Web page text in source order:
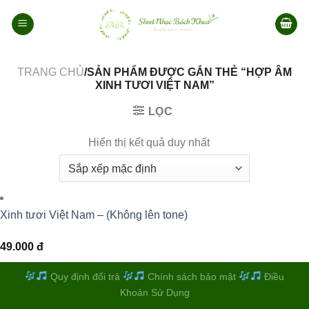
qua
TRANG CHỦ/SẢN PHẨM ĐƯỢC GẮN THẺ “HỢP ÂM
XINH TƯƠI VIỆT NAM”
LỌC
Hiển thị kết quả duy nhất
Xinh tươi Việt Nam – (Không lên tone)
49.000 đ
Quy định đổi trả Chính sách bảo mật
Điều
Khoản Sử Dụng